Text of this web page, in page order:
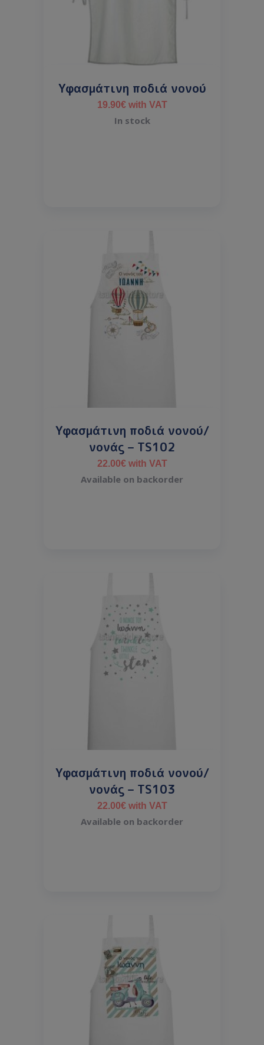
Υφασμάτινη ποδιά νονού
19.90€with VAT
In stock
Υφασμάτινη ποδιά νονού/
νονάς – TS102
22.00€with VAT
Available on backorder
Υφασμάτινη ποδιά νονού/
νονάς – TS103
22.00€with VAT
Available on backorder